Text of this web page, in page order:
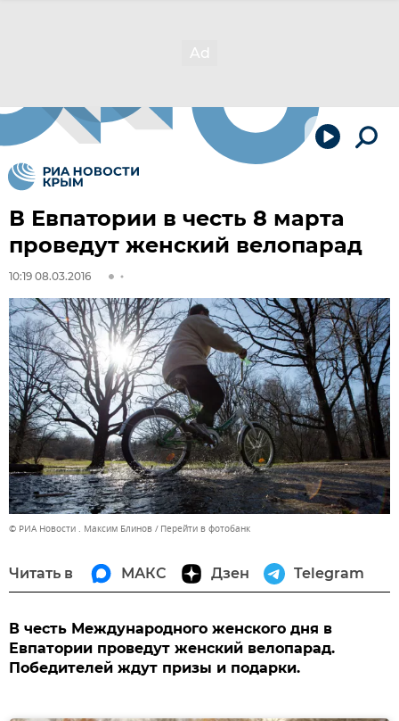
В Евпатории в честь 8 марта
проведут женский велопарад
10:19 08.03.2016
© РИА Новости . Максим Блинов Перейти в фотобанк
Читать в МАКС Дзен Telegram
В честь Международного женского дня в
Евпатории проведут женский велопарад.
Победителей ждут призы и подарки.